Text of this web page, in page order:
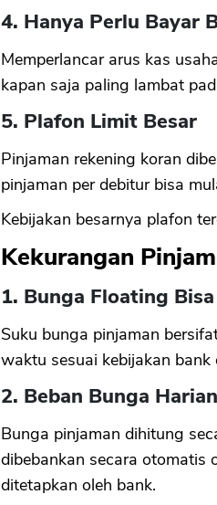
4. Hanya Perlu Bayar
Memperlancar arus kas
kapan saja paling lambat
5. Plafon Limit Besar
Pinjaman rekening koran
pinjaman per debitur bisa
Kebijakan besarnya plafon
Kekurangan
1. Bunga Floating
Suku bunga pinjaman
waktu sesuai kebijakan bank
2. Beban Bunga Harian
Bunga pinjaman dihitung
dibebankan secara
ditetapkan oleh bank.